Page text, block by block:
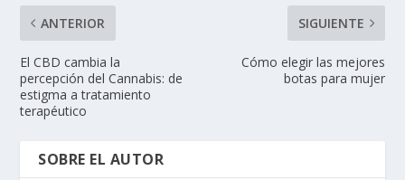
ANTERIOR
El CBD cambia la
percepción del Cannabis: de
estigma a tratamiento
terapéutico
SIGUIENTE
Cómo elegir las mejores
botas para mujer
SOBRE EL AUTOR